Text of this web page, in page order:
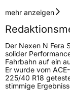
Lastindex115
Höchstlast1215 kg
mehr anzeigen
Der Nexen N Fera
solider
Fahrbahn auf ein
Er wurde vom
225/40 R18
stimmige